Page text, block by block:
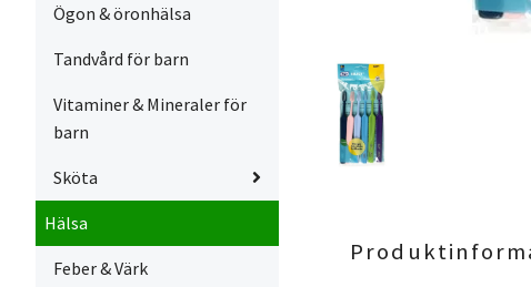
Ögon & öronhälsa
Tandvård för barn
Vitaminer & Mineraler för
barn
Sköta
Hälsa
Feber & Värk